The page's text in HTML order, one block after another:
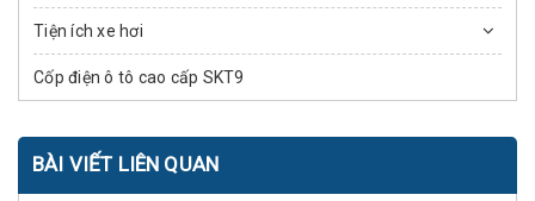
Tiện ích xe hơi
Cốp điện ô tô cao cấp SKT9
BÀI VIẾT LIÊN QUAN